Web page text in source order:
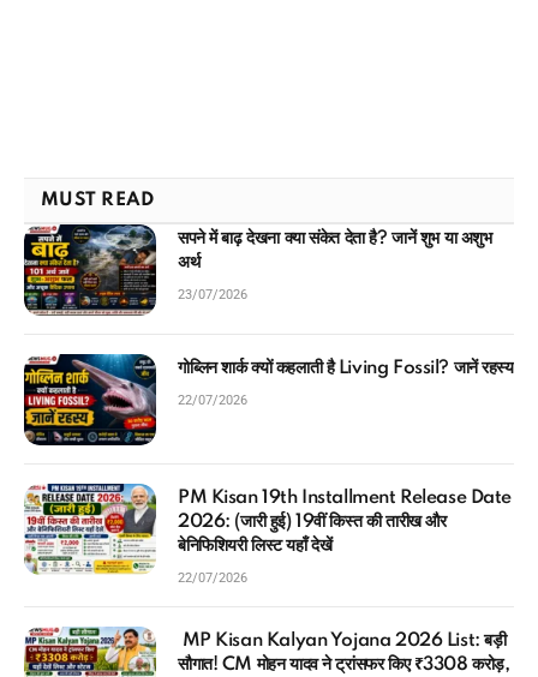
MUST READ
सपने में बाढ़ देखना क्या संकेत देता है? जानें शुभ या अशुभ
अर्थ
23/07/2026
गोब्लिन शार्क क्यों कहलाती है Living Fossil? जानें रहस्य
22/07/2026
PM Kisan 19th Installment Release Date
2026: (जारी हुई) 19वीं किस्त की तारीख और
बेनिफिशियरी लिस्ट यहाँ देखें
22/07/2026
MP Kisan Kalyan Yojana 2026 List: बड़ी
सौगात! CM मोहन यादव ने ट्रांसफर किए ₹3308 करोड़,